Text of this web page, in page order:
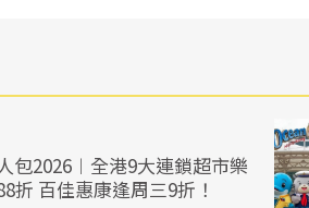
包2026︱全港9大連鎖超市樂
折 百佳惠康逢周三9折！